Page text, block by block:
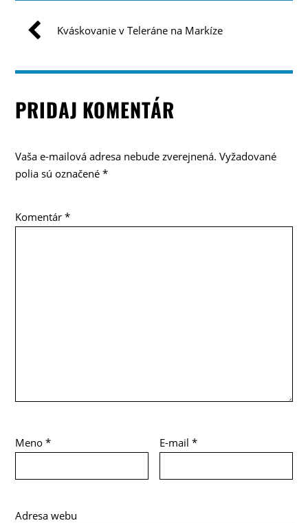
Kváskovanie v Teleráne na Markíze
PRIDAJ KOMENTÁR
Vaša e-mailová adresa nebude zverejnená. Vyžadované
polia sú označené*
Komentár*
Meno* E-mail*
Adresa webu